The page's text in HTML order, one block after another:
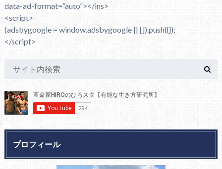
data-ad-format=”auto”></ins>
<script>
(adsbygoogle = window.adsbygoogle || []).push({});
</script>
プロフィール